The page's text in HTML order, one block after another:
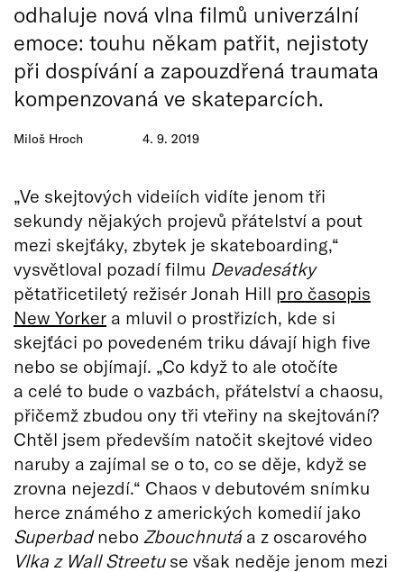
Miloš Hroch 4. 9. 2019
odhaluje nová vlna filmů univerzální
emoce: touhu někam patřit, nejistoty
při dospívání a zapouzdřená traumata
kompenzovaná ve skateparcích.
„Ve skejtových videiích vidíte jenom tři
sekundy nějakých projevů přátelství a pout
mezi skejťáky, zbytek je skateboarding,“
vysvětloval pozadí filmu Devadesátky
pětatřicetiletý režisér Jonah Hill pro časopis
New Yorker a mluvil o prostřizích, kde si
skejťáci po povedeném triku dávají high five
nebo se objímají. „Co když to ale otočíte
a celé to bude o vazbách, přátelství a chaosu,
přičemž zbudou ony tři vteřiny na skejtování?
Chtěl jsem především natočit skejtové video
naruby a zajímal se o to, co se děje, když se
zrovna nejezdí.“ Chaos v debutovém snímku
herce známého z amerických komedií jako
Superbadnebo Zbouchnutáa z oscarového
Vlka z Wall Streetuse však neděje jenom mezi